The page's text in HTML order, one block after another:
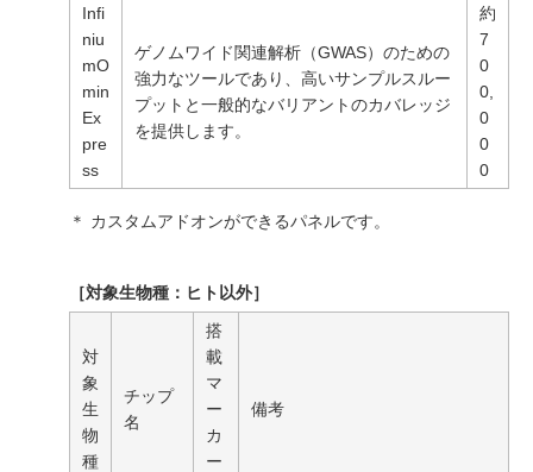
Infi
niu
mO
min
Ex
pre
ss
ゲノムワイド関連解析（GWAS）のための
強力なツールであり、高いサンプルスルー
プットと一般的なバリアントのカバレッジ
を提供します。
約
7
0
0,
0
0
0
＊ カスタムアドオンができるパネルです。
［対象生物種：ヒト以外］
対
象
生
物
種
チップ
名
搭
載
マ
ー
カ
ー
備考